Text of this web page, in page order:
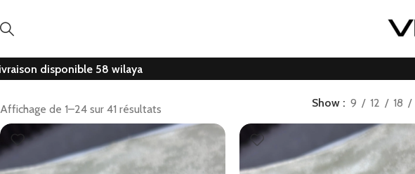
disponible 58 wilaya
Affichage de 1–24 sur 41 résultats Show 9 12 18